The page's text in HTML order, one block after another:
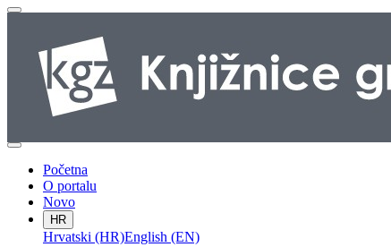
Početna
O portalu
Novo
HR
Hrvatski (HR)English (EN)